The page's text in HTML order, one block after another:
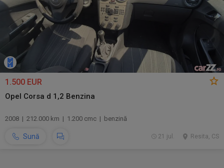
1.500 EUR
Opel Corsa d 1,2 Benzina
2008 | 212.000 km | 1.200 cmc | benzină
Sună Resita, CS
21 jul.